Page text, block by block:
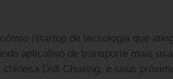
(startup de tecnologia que
aplicativo de transporte mais
Didi Chuxing, e seus